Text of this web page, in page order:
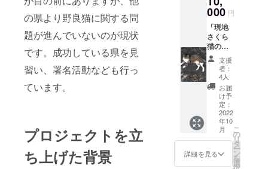
の県より野良猫に関する問
題が進んでいないのが現状
です。成功している県を見
習い、署名活動なども行っ
ています。
プロジェクトを立
ち上げた背景
000 円
「現地
さくら
猫の写
真ラン
ダム3
枚」と
お礼の
手紙。
支援
者：
4人
お届
け予
定：
2022
年10
月
詳細を見る
こ
の
リ
タ
ー
ン
を
選